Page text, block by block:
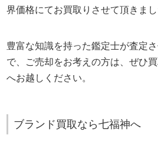
界価格にてお買取りさせて頂きまし
豊富な知識を持った鑑定士が査定
で、ご売却をお考えの方は、ぜひ
へお越しください。
ブランド買取なら七福神へ